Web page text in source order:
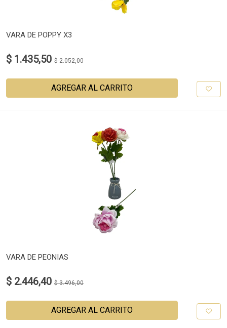
VARA DE POPPY X3
$ 1.435,50 $ 2.052,00
AGREGAR AL CARRITO
VARA DE PEONIAS
$ 2.446,40 $ 3.496,00
AGREGAR AL CARRITO